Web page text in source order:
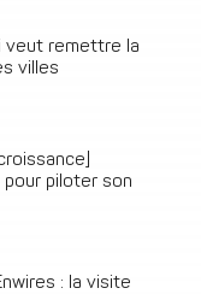
veut remettre la
villes
piloter son
: la visite